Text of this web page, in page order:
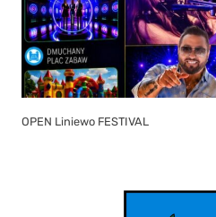
OPEN Liniewo FESTIVAL